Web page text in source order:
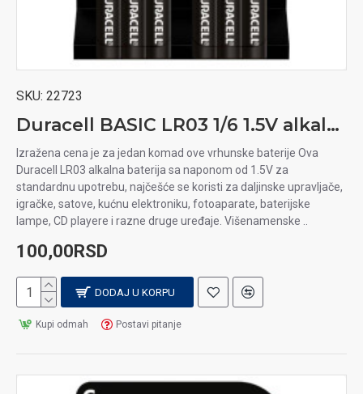
SKU: 22723
Duracell BASIC LR03 1/6 1.5V alkalna baterija
Izražena cena je za jedan komad ove vrhunske baterije Ova
Duracell LR03 alkalna baterija sa naponom od 1.5V za
standardnu upotrebu, najčešće se koristi za daljinske upravljače,
igračke, satove, kućnu elektroniku, fotoaparate, baterijske
lampe, CD playere i razne druge uređaje. Višenamenske ..
100,00RSD
DODAJ U KORPU
Kupi odmah Postavi pitanje